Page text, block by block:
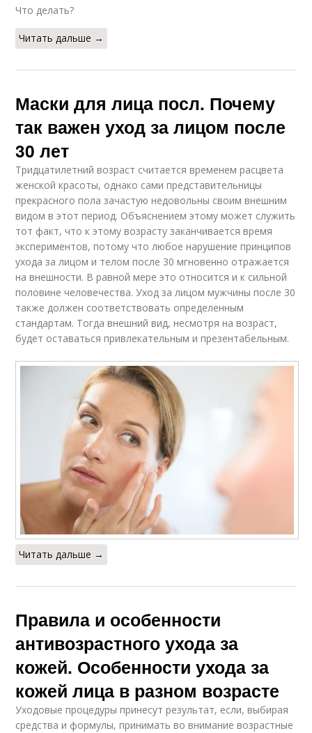
Что делать?
Читать дальше →
Маски для лица посл. Почему
так важен уход за лицом после
30 лет
Тридцатилетний возраст считается временем расцвета
женской красоты, однако сами представительницы
прекрасного пола зачастую недовольны своим внешним
видом в этот период. Объяснением этому может служить
тот факт, что к этому возрасту заканчивается время
экспериментов, потому что любое нарушение принципов
ухода за лицом и телом после 30 мгновенно отражается
на внешности. В равной мере это относится и к сильной
половине человечества. Уход за лицом мужчины после 30
также должен соответствовать определенным
стандартам. Тогда внешний вид, несмотря на возраст,
будет оставаться привлекательным и презентабельным.
Читать дальше →
Правила и особенности
антивозрастного ухода за
кожей. Особенности ухода за
кожей лица в разном возрасте
Уходовые процедуры принесут результат, если, выбирая
средства и формулы, принимать во внимание возрастные